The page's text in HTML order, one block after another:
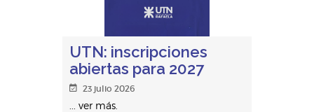
UTN: inscripciones
abiertas para 2027
23 julio 2026
... ver más.